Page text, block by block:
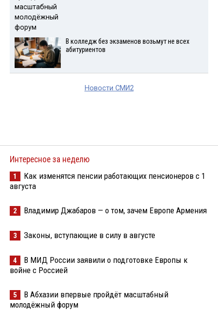
В колледж без экзаменов возьмут не всех
абитуриентов
Новости СМИ2
Интересное за неделю
1
Как изменятся пенсии работающих пенсионеров с 1
августа
2 Владимир Джабаров — о том, зачем Европе Армения
3 Законы, вступающие в силу в августе
4
В МИД России заявили о подготовке Европы к
войне с Россией
5
В Абхазии впервые пройдёт масштабный
молодёжный форум